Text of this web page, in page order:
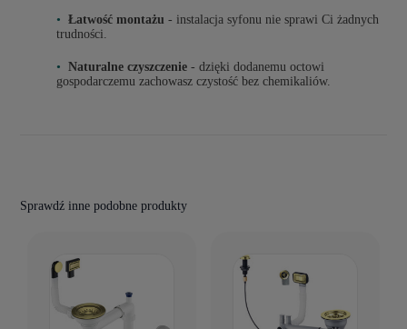
Łatwość montażu - instalacja syfonu nie sprawi Ci żadnych
trudności.
Naturalne czyszczenie - dzięki dodanemu octowi
gospodarczemu zachowasz czystość bez chemikaliów.
Sprawdź inne podobne produkty